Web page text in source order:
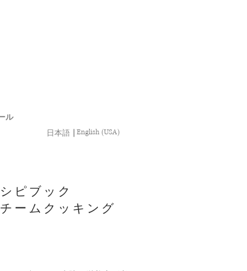
ル
English (USA)
｜
日本語
ピブック
ームクッキング